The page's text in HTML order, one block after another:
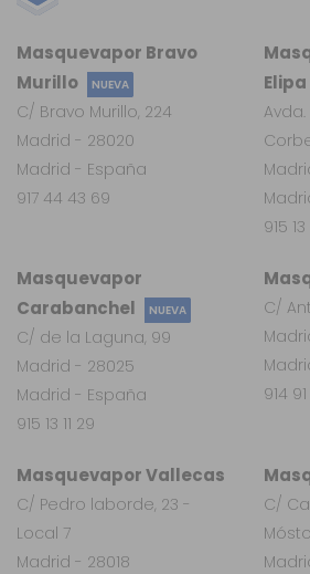
Masquevapor
Carabanchel
NUEVA
C/ de la Laguna, 99
Madrid - 28025
Madrid - España
915 13 11 29
Masquevapor Vallecas
C/ Pedro laborde, 23 -
Local 7
Madrid - 28018
C/
C/
914
Elipa
915
Masquevapor Bravo
Murillo
NUEVA
C/ Bravo Murillo, 224
Madrid - 28020
Madrid - España
917 44 43 69